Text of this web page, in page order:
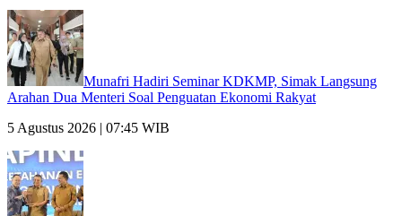
Munafri Hadiri Seminar KDKMP, Simak Langsung
Arahan Dua Menteri Soal Penguatan Ekonomi Rakyat
5 Agustus 2026 | 07:45 WIB